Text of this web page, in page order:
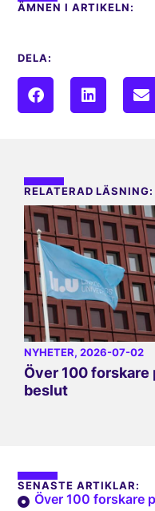
ÄMNEN I ARTIKELN:
DELA:
RELATERAD LÄSNING:
NYHETER, 2026-07-02
Över 100
beslut
SENASTE ARTIKLAR:
Över 100 forskare